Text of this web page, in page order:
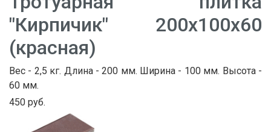
"Кирпичик" 200х100х60
(красная)
Вес - 2,5 кг. Длина - 200 мм. Ширина - 100 мм. Высота -
60 мм.
450 руб.